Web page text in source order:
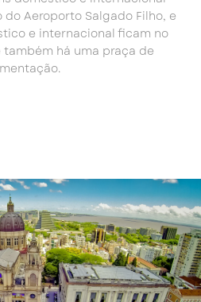
Aeroporto Salgado Filho, e
e internacional ficam no
há uma praça de